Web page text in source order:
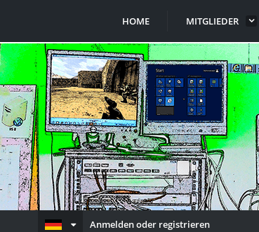
HOME MITGLIEDER
Anmelden oder registrieren